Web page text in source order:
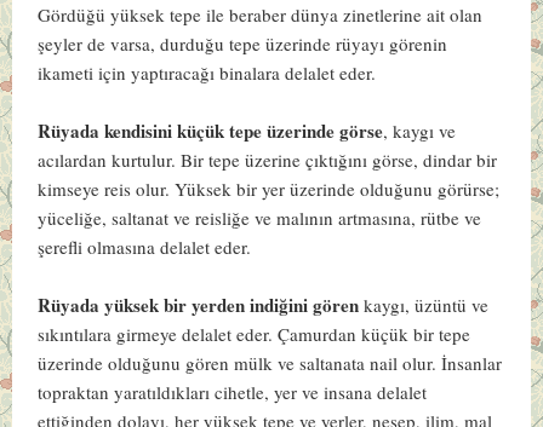
Gördüğü yüksek tepe ile beraber dünya zinetlerine ait olan
şeyler de varsa, durduğu tepe üzerinde rüyayı görenin
ikameti için yaptıracağı binalara delalet eder.
Rüyada kendisini küçük tepe üzerinde görse, kaygı ve
acılardan kurtulur. Bir tepe üzerine çıktığını görse, dindar bir
kimseye reis olur. Yüksek bir yer üzerinde olduğunu görürse;
yüceliğe, saltanat ve reisliğe ve malının artmasına, rütbe ve
şerefli olmasına delalet eder.
Rüyada yüksek bir yerden indiğini gören kaygı, üzüntü ve
sıkıntılara girmeye delalet eder. Çamurdan küçük bir tepe
üzerinde olduğunu gören mülk ve saltanata nail olur. İnsanlar
topraktan yaratıldıkları cihetle, yer ve insana delalet
ettiğinden dolayı, her yüksek tepe ve yerler, nesep, ilim, mal